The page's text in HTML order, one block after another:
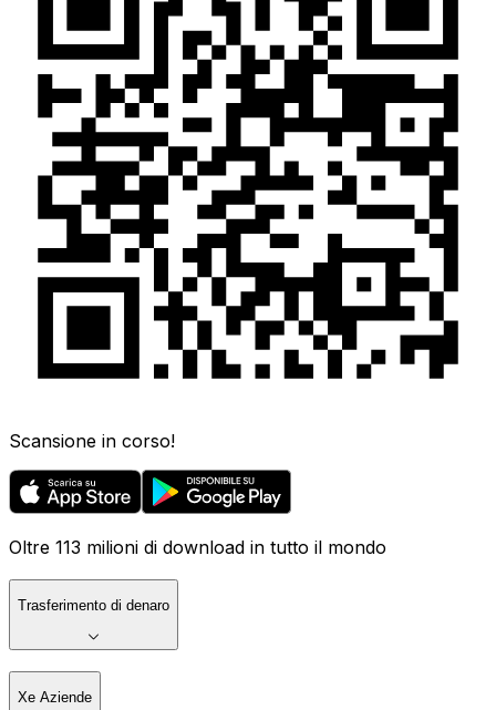
Scansione in corso!
Oltre 113 milioni di download in tutto il mondo
Trasferimento di denaro
Xe Aziende